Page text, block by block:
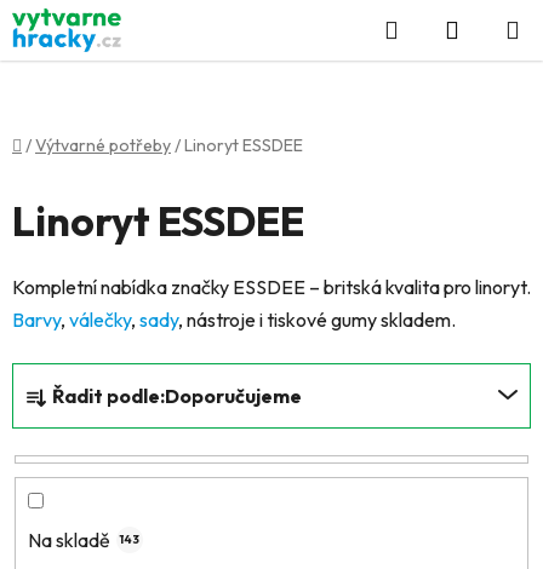
Přejít
na
obsah
Hledat
KOŠÍK
Domů
/Výtvarné potřeby/Linoryt ESSDEE
Linoryt ESSDEE
Kompletní nabídka značky ESSDEE – britská kvalita pro linoryt.
Barvy, válečky, sady, nástroje i tiskové gumy skladem.
a
z
e
Řadit podle:Doporučujeme
Na skladě 143